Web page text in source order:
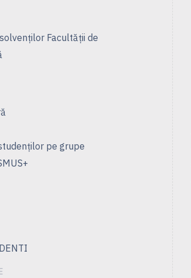
Facultății de
pe grupe